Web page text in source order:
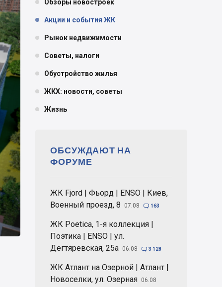
Обзоры новостроек
Акции и события ЖК
Рынок недвижимости
Советы, налоги
Обустройство жилья
ЖКХ: новости, советы
Жизнь
ЖК Fjord | Фьорд | ENSO | Киев,
Военный проезд, 8
07.08  163
ЖК Poetica, 1-я коллекция |
Поэтика | ENSO | ул.
Дегтяревская, 25а 06.08  3 128
ЖК Атлант на Озерной | Атлант |
Новоселки, ул. Озерная 06.08
ОБСУЖДАЮТ НА
ФОРУМЕ